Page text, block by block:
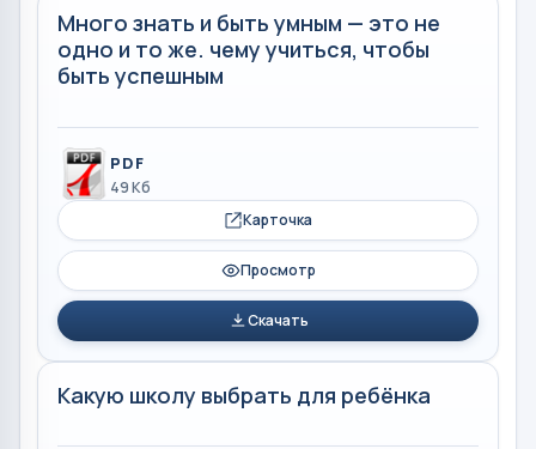
Много знать и быть умным — это не
одно и то же. чему учиться, чтобы
быть успешным
PDF
49 Кб
Карточка
Просмотр
Скачать
Какую школу выбрать для ребёнка